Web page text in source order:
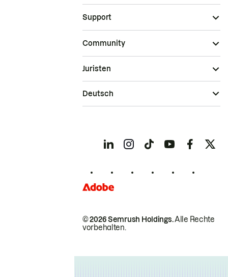
Support
Community
© 2026 Semrush Holdings.Alle Rechte
vorbehalten.
Juristen
Deutsch